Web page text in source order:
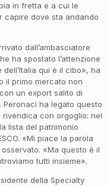
in fretta e a cui le
capire dove sta andando
dall’ambasciatore
ha spostato l’attenzione
qui è il cibo», ha
il primo mercato non
un export salito di
Peronaci ha legato questo
con orgoglio: nel
lista del patrimonio
«Mi piace la parola
«Ma questo è il
tutti insieme».
della Specialty